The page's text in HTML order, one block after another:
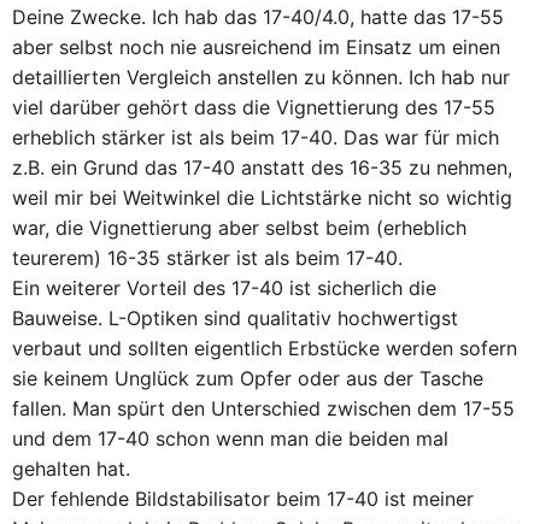
Deine Zwecke. Ich hab das 17-40/4.0, hatte das 17-55
aber selbst noch nie ausreichend im Einsatz um einen
detaillierten Vergleich anstellen zu können. Ich hab nur
viel darüber gehört dass die Vignettierung des 17-55
erheblich stärker ist als beim 17-40. Das war für mich
z.B. ein Grund das 17-40 anstatt des 16-35 zu nehmen,
weil mir bei Weitwinkel die Lichtstärke nicht so wichtig
war, die Vignettierung aber selbst beim (erheblich
teurerem) 16-35 stärker ist als beim 17-40.
Ein weiterer Vorteil des 17-40 ist sicherlich die
Bauweise. L-Optiken sind qualitativ hochwertigst
verbaut und sollten eigentlich Erbstücke werden sofern
sie keinem Unglück zum Opfer oder aus der Tasche
fallen. Man spürt den Unterschied zwischen dem 17-55
und dem 17-40 schon wenn man die beiden mal
gehalten hat.
Der fehlende Bildstabilisator beim 17-40 ist meiner